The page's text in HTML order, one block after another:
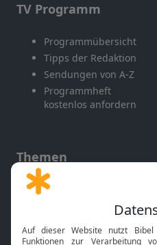
TV Programm
Programmübersicht
Tipps der Redaktion
Sendungen von A-Z
Programmheft
kostenlos anfordern
Themen
Gott und Bibel erklärt
Neuigkeiten